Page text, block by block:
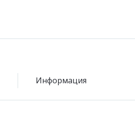
Информация